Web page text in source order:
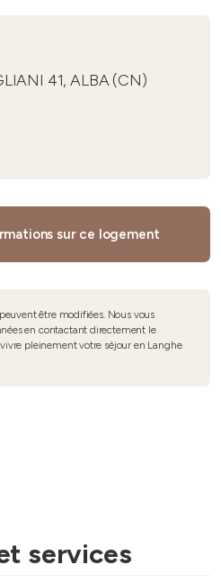
41, ALBA (CN)
sur ce logement
être modifiées. Nous vous
en contactant directement le
pleinement votre séjour en Langhe
services